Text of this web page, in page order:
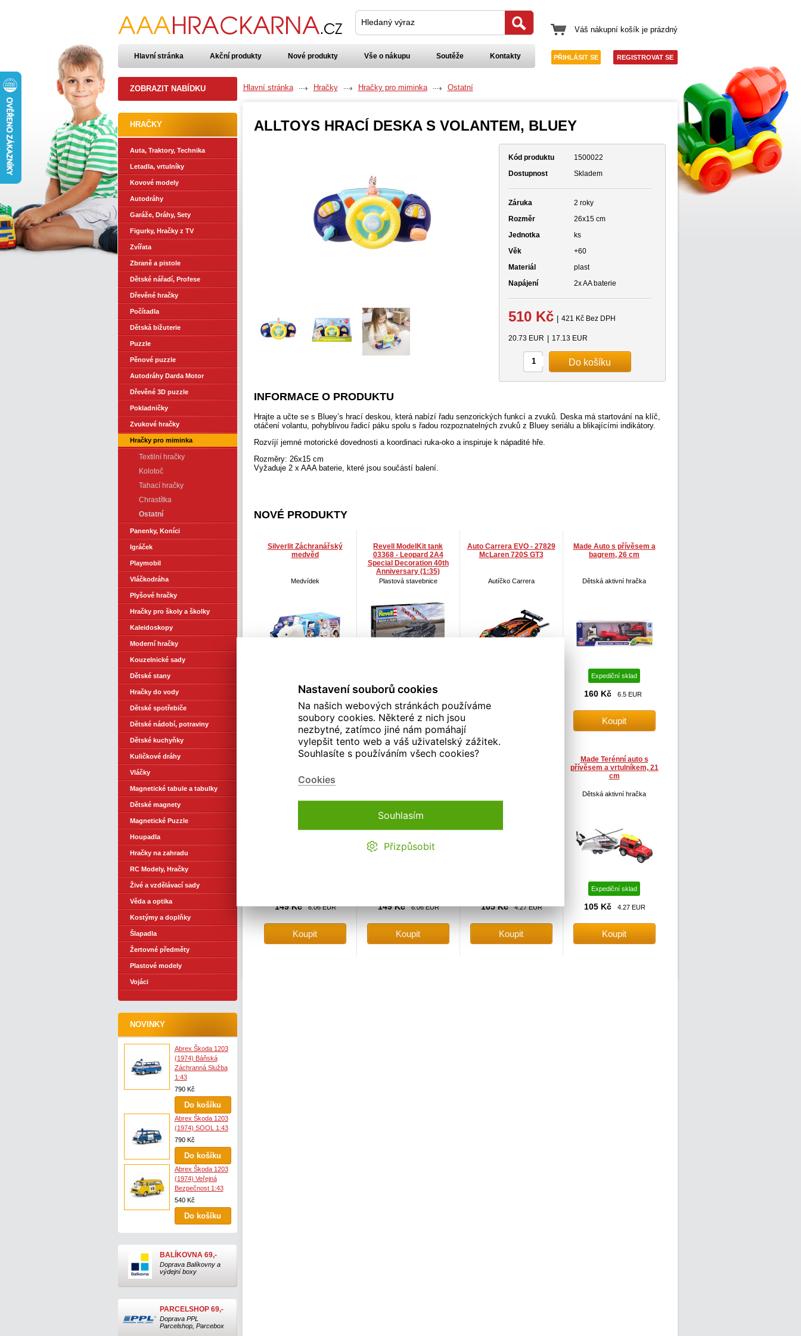
Hledaný výraz
Váš nákupní košík je prázdný
Hlavní stránka Akční produkty Nové produkty Vše o nákupu Soutěže Kontakty PŘIHLÁSIT SE REGISTROVAT SE
ZOBRAZIT NABÍDKU
HRAČKY
Auta, Traktory, Technika
Letadla, vrtulníky
Kovové modely
Autodráhy
Garáže, Dráhy, Sety
Figurky, Hračky z TV
Zvířata
Zbraně a pistole
Dětské nářadí, Profese
Dřevěné hračky
Počítadla
Dětská bižuterie
Puzzle
Pěnové puzzle
Autodráhy Darda Motor
Dřevěné 3D puzzle
Pokladničky
Zvukové hračky
Hračky pro miminka
Textilní hračky
Kolotoč
Tahací hračky
Chrastítka
Ostatní
Panenky, Koníci
Igráček
Playmobil
Vláčkodráha
Plyšové hračky
Hračky pro školy a školky
Kaleidoskopy
Moderní hračky
Kouzelnické sady
Dětské stany
Hračky do vody
Dětské spotřebiče
Dětské nádobí, potraviny
Dětské kuchyňky
Kuličkové dráhy
Vláčky
Magnetické tabule a tabulky
Dětské magnety
Magnetické Puzzle
Houpadla
Hračky na zahradu
RC Modely, Hračky
Živé a vzdělávací sady
Věda a optika
Kostýmy a doplňky
Šlapadla
Žertovné předměty
Plastové modely
Vojáci
NOVINKY
Abrex Škoda 1203
(1974) Báňská
Záchranná Služba
1:43
790 Kč
Abrex Škoda 1203
(1974) SOOL 1:43
790 Kč
Abrex Škoda 1203
(1974) Veřejná
Bezpečnost 1:43
540 Kč
BALÍKOVNA 69,-
Doprava Balíkovny a
výdejní boxy
PARCELSHOP 69,-
Doprava PPL
Parcelshop, Parcebox
Hlavní stránka Hračky Hračky pro miminka Ostatní
ALLTOYS HRACÍ DESKA S VOLANTEM, BLUEY
Kód produktu
1500022
Dostupnost
Skladem
Záruka
2 roky
Rozměr
26x15 cm
Jednotka
ks
Věk
+60
Materiál
plast
Napájení
2x AA baterie
510 Kč 421 Kč Bez DPH
20.73 EUR 17.13 EUR
INFORMACE O PRODUKTU
Hrajte a učte se s Bluey’s hrací deskou, která nabízí řadu senzorických funkcí a zvuků. Deska má startování na klíč,
otáčení volantu, pohyblivou řadicí páku spolu s řadou rozpoznatelných zvuků z Bluey seriálu a blikajícími indikátory.
Rozvíjí jemné motorické dovednosti a koordinaci ruka-oko a inspiruje k nápadité hře.
Rozměry: 26x15 cm
Vyžaduje 2 x AAA baterie, které jsou součástí balení.
NOVÉ PRODUKTY
Silverlit Záchranářský
medvěd
Medvídek
460 Kč 18.7 EUR
Revell ModelKit tank
03368 - Leopard 2A4
Special Decoration 40th
Anniversary (1:35)
Plastová stavebnice
1235 Kč 50.2 EUR
Auto Carrera EVO - 27829
McLaren 720S GT3
Autíčko Carrera
Made Auto s přívěsem a
bagrem, 26 cm
Dětská aktivní hračka
Expediční sklad
160 Kč 6.5 EUR
Made Žlutý autobus safari
149 Kč 6.06 EUR
Made Bílý autobus safari
149 Kč 6.06 EUR
Made Terénní auto s
105 Kč 4.27 EUR
Made Terénní auto s
přívěsem a vrtulníkem, 21
cm
Dětská aktivní hračka
Expediční sklad
105 Kč 4.27 EUR
Nastavení souborů cookies
Na našich webových stránkách používáme
soubory cookies. Některé z nich jsou
nezbytné, zatímco jiné nám pomáhají
vylepšit tento web a váš uživatelský zážitek.
Souhlasíte s používáním všech cookies?
Cookies
Souhlasím
Přizpůsobit